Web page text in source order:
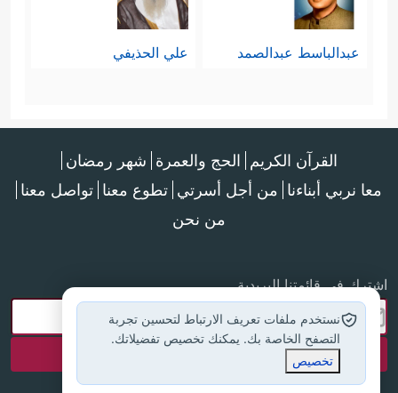
عبدالباسط عبدالصمد علي الحذيفي
القرآن الكريم الحج والعمرة شهر رمضان
معا نربي أبناءنا من أجل أسرتي تطوع معنا تواصل معنا
من نحن
اشترك في قائمتنا البريدية
نستخدم ملفات تعريف الارتباط لتحسين تجربة
التصفح الخاصة بك. يمكنك تخصيص تفضيلاتك.
تخصيص